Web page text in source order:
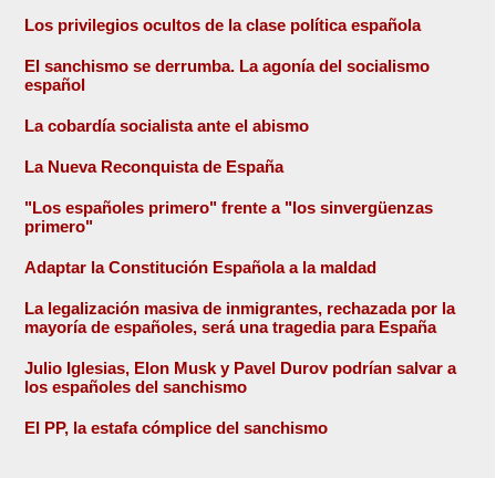
Los privilegios ocultos de la clase política española
El sanchismo se derrumba. La agonía del socialismo
español
La cobardía socialista ante el abismo
La Nueva Reconquista de España
"Los españoles primero" frente a "los sinvergüenzas
primero"
Adaptar la Constitución Española a la maldad
La legalización masiva de inmigrantes, rechazada por la
mayoría de españoles, será una tragedia para España
Julio Iglesias, Elon Musk y Pavel Durov podrían salvar a
los españoles del sanchismo
El PP, la estafa cómplice del sanchismo